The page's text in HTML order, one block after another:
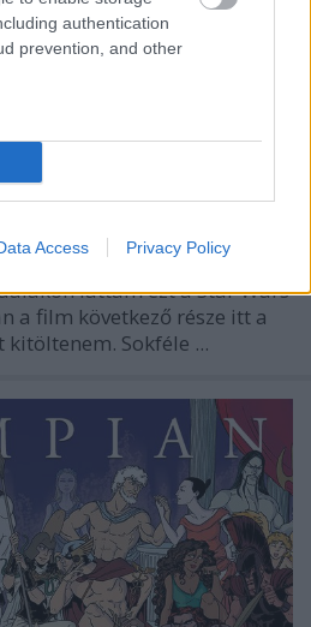
authentication
prevention, and other
Access Privacy Policy
láttam ezt a Star Wars
a film következő része itt a
Sokféle ...